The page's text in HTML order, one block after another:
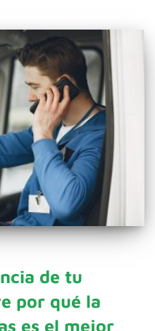
de tu
por qué la
es el mejor